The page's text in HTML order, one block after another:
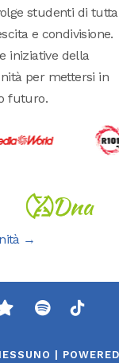
studenti di tutta
e condivisione.
iniziative della
per mettersi in
futuro.
→
| POWERED